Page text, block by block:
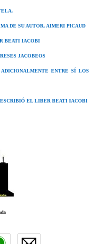
DE SU AUTOR, AIMERI PICAUD
BEATI IACOBI
JACOBEOS
ENTRE SÍ LOS
EL LIBER BEATI IACOBI